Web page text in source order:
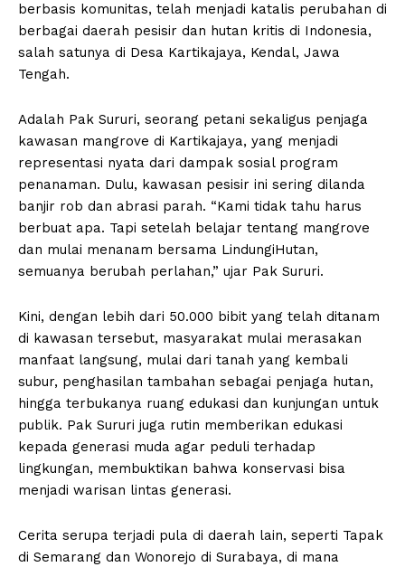
berbasis komunitas, telah menjadi katalis perubahan di
berbagai daerah pesisir dan hutan kritis di Indonesia,
salah satunya di Desa Kartikajaya, Kendal, Jawa
Tengah.
Adalah Pak Sururi, seorang petani sekaligus penjaga
kawasan mangrove di Kartikajaya, yang menjadi
representasi nyata dari dampak sosial program
penanaman. Dulu, kawasan pesisir ini sering dilanda
banjir rob dan abrasi parah. “Kami tidak tahu harus
berbuat apa. Tapi setelah belajar tentang mangrove
dan mulai menanam bersama LindungiHutan,
semuanya berubah perlahan,” ujar Pak Sururi.
Kini, dengan lebih dari 50.000 bibit yang telah ditanam
di kawasan tersebut, masyarakat mulai merasakan
manfaat langsung, mulai dari tanah yang kembali
subur, penghasilan tambahan sebagai penjaga hutan,
hingga terbukanya ruang edukasi dan kunjungan untuk
publik. Pak Sururi juga rutin memberikan edukasi
kepada generasi muda agar peduli terhadap
lingkungan, membuktikan bahwa konservasi bisa
menjadi warisan lintas generasi.
Cerita serupa terjadi pula di daerah lain, seperti Tapak
di Semarang dan Wonorejo di Surabaya, di mana